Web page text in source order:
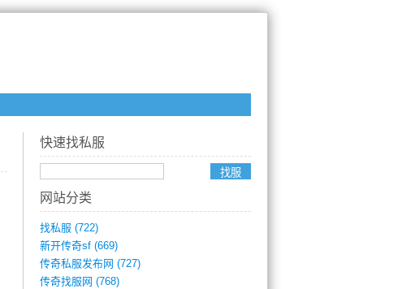
快速找私服
网站分类
找私服 (722)
新开传奇sf (669)
传奇私服发布网 (727)
传奇找服网 (768)